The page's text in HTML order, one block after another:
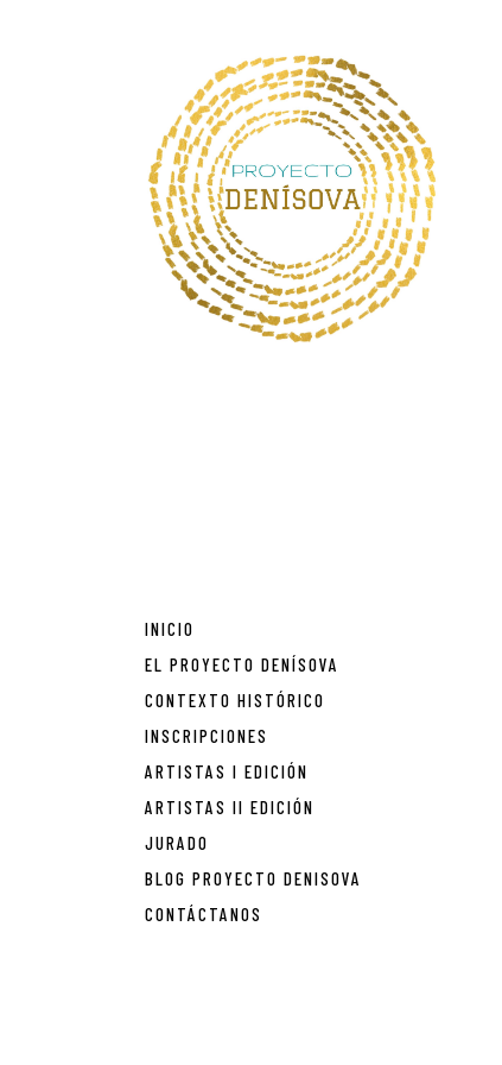
INICIO
EL PROYECTO DENÍSOVA
CONTEXTO HISTÓRICO
INSCRIPCIONES
ARTISTAS I EDICIÓN
ARTISTAS II EDICIÓN
JURADO
BLOG PROYECTO DENISOVA
CONTÁCTANOS